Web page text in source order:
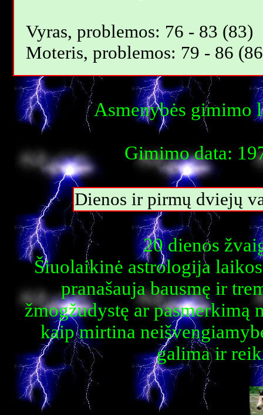
Vyras, problemos: 76 - 83 (83)
Moteris, problemos: 79 - 86
Asmenybės gimimo
Gimimo data:
Dienos ir pirmų dviejų
20 dienos
Šiuolaikinė astrologija
pranašauja bausmę ir
žmogžudystę ar pasmerkimą
kaip mirtina
galima ir